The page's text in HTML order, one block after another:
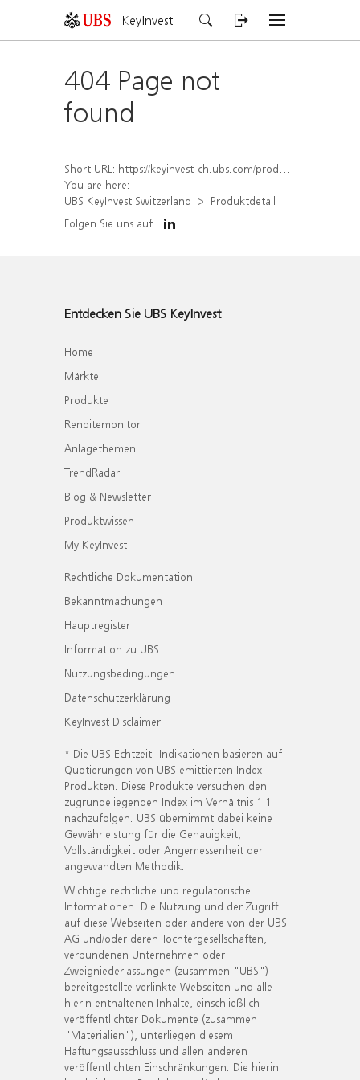
KeyInvest
404 Page not
found
Short URL: https://keyinvest-ch.ubs.com/produkt/detail/index/isin/CH1310061945
You are here:
UBS KeyInvest Switzerland
Produktdetail
Folgen Sie uns auf
Entdecken Sie UBS KeyInvest
Home
Märkte
Produkte
Renditemonitor
Anlagethemen
TrendRadar
Blog & Newsletter
Produktwissen
My KeyInvest
Rechtliche Dokumentation
Bekanntmachungen
Hauptregister
Information zu UBS
Nutzungsbedingungen
Datenschutzerklärung
KeyInvest Disclaimer
* Die UBS Echtzeit- Indikationen basieren auf
Quotierungen von UBS emittierten Index-
Produkten. Diese Produkte versuchen den
zugrundeliegenden Index im Verhältnis 1:1
nachzufolgen. UBS übernimmt dabei keine
Gewährleistung für die Genauigkeit,
Vollständigkeit oder Angemessenheit der
angewandten Methodik.
Wichtige rechtliche und regulatorische
Informationen. Die Nutzung und der Zugriff
auf diese Webseiten oder andere von der UBS
AG und/oder deren Tochtergesellschaften,
verbundenen Unternehmen oder
Zweigniederlassungen (zusammen "UBS")
bereitgestellte verlinkte Webseiten und alle
hierin enthaltenen Inhalte, einschließlich
veröffentlichter Dokumente (zusammen
"Materialien"), unterliegen diesem
Haftungsausschluss und allen anderen
veröffentlichten Einschränkungen. Die hierin